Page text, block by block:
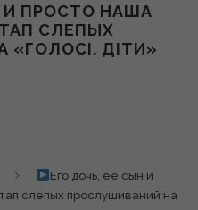
И ПРОСТО НАША
СЛЕПЫХ
ДІТИ»
Его дочь, ее сын и
слепых прослушиваний на